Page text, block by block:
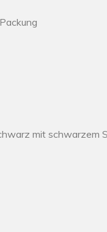
mit schwarzem